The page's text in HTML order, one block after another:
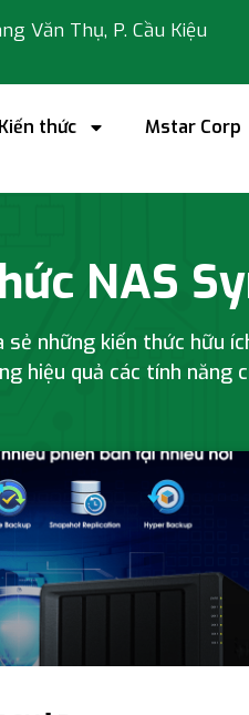
Văn Thụ, P. Cầu Kiệu
Kiến thức Mstar Corp
NAS
sẻ những kiến thức hữu
hiệu quả các tính năng